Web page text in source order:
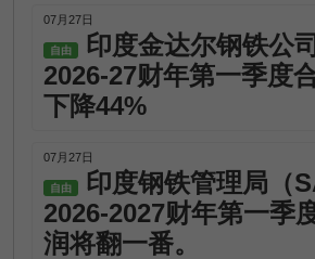
07月27日
自由
印度金达尔钢铁公
2026-27财年第一季度
下降44%
07月27日
自由
印度钢铁管理局（
2026-2027财年第一季
润将翻一番。